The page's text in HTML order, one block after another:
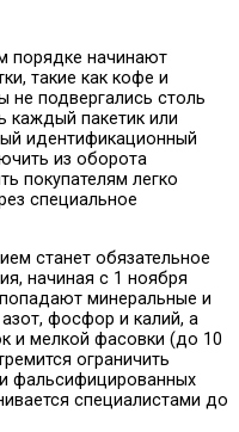
порядке начинают
такие как кофе и
не подвергались столь
каждый пакетик или
идентификационный
из оборота
покупателям легко
специальное
станет обязательное
начиная с 1 ноября
минеральные и
фосфор и калий, а
и мелкой фасовки (до 10
ограничить
фальсифицированных
специалистами до